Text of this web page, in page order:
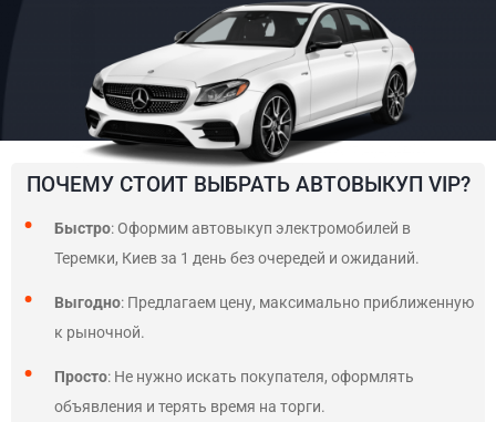
ПОЧЕМУ СТОИТ ВЫБРАТЬ АВТОВЫКУП VIP?
Быстро: Оформим автовыкуп электромобилей в
Теремки, Киев за 1 день без очередей и ожиданий.
Выгодно: Предлагаем цену, максимально приближенную
к рыночной.
Просто: Не нужно искать покупателя, оформлять
объявления и терять время на торги.